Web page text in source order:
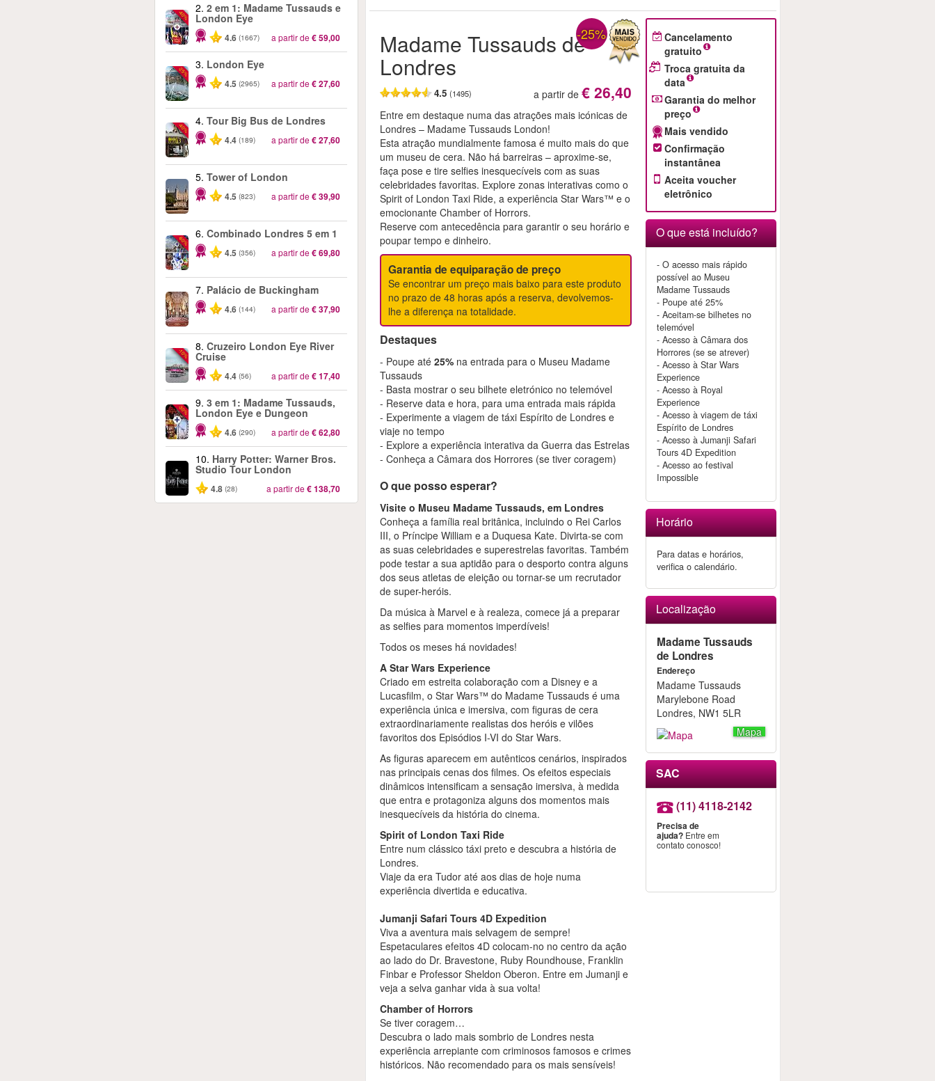
-40%
2. 2 em 1: Madame Tussauds e
London Eye
4.6 (1667) a partir de€ 59,00
-25%
3. London Eye
4.5 (2965) a partir de€ 27,60
-40%
4. Tour Big Bus de Londres
4.4 (189) a partir de€ 27,60
5. Tower of London
4.5 (823) a partir de€ 39,90
-60%
6. Combinado Londres 5 em 1
4.5 (356) a partir de€ 69,80
7. Palácio de Buckingham
4.6 (144) a partir de€ 37,90
-10%
8. Cruzeiro London Eye River
Cruise
4.4 (56) a partir de€ 17,40
-30%
9. 3 em 1: Madame Tussauds,
London Eye e Dungeon
4.6 (290) a partir de€ 62,80
10. Harry Potter: Warner Bros.
Studio Tour London
4.8 (28) a partir de€ 138,70
Madame Tussauds de
Londres
-25%
4.5(1495) a partir de € 26,40
Entre em destaque numa das atrações mais icónicas de
Londres – Madame Tussauds London!
Esta atração mundialmente famosa é muito mais do que
um museu de cera. Não há barreiras – aproxime-se,
faça pose e tire selfies inesquecíveis com as suas
celebridades favoritas. Explore zonas interativas como o
Spirit of London Taxi Ride, a experiência Star Wars™ e o
emocionante Chamber of Horrors.
Reserve com antecedência para garantir o seu horário e
poupar tempo e dinheiro.
Garantia de equiparação de preço
Se encontrar um preço mais baixo para este produto
no prazo de 48 horas após a reserva, devolvemos-
lhe a diferença na totalidade.
Destaques
- Poupe até25% na entrada para o Museu Madame
Tussauds
- Basta mostrar o seu bilhete eletrónico no telemóvel
- Reserve data e hora, para uma entrada mais rápida
- Experimente a viagem de táxi Espírito de Londres e
viaje no tempo
- Explore a experiência interativa da Guerra das Estrelas
- Conheça a Câmara dos Horrores (se tiver coragem)
O que posso esperar?
Visite o Museu Madame Tussauds, em Londres
Conheça a família real britânica, incluindo o Rei Carlos
III, o Príncipe William e a Duquesa Kate. Divirta-se com
as suas celebridades e superestrelas favoritas. Também
pode testar a sua aptidão para o desporto contra alguns
dos seus atletas de eleição ou tornar-se um recrutador
de super-heróis.
Da música à Marvel e à realeza, comece já a preparar
as selfies para momentos imperdíveis!
Todos os meses há novidades!
A Star Wars Experience
Criado em estreita colaboração com a Disney e a
Lucasfilm, o Star Wars™ do Madame Tussauds é uma
experiência única e imersiva, com figuras de cera
extraordinariamente realistas dos heróis e vilões
favoritos dos Episódios I-VI do Star Wars.
As figuras aparecem em autênticos cenários, inspirados
nas principais cenas dos filmes. Os efeitos especiais
dinâmicos intensificam a sensação imersiva, à medida
que entra e protagoniza alguns dos momentos mais
inesquecíveis da história do cinema.
Spirit of London Taxi Ride
Entre num clássico táxi preto e descubra a história de
Londres.
Viaje da era Tudor até aos dias de hoje numa
experiência divertida e educativa.
Jumanji Safari Tours 4D Expedition
Viva a aventura mais selvagem de sempre!
Espetaculares efeitos 4D colocam-no no centro da ação
ao lado do Dr. Bravestone, Ruby Roundhouse, Franklin
Finbar e Professor Sheldon Oberon. Entre em Jumanji e
veja a selva ganhar vida à sua volta!
Chamber of Horrors
Se tiver coragem…
Descubra o lado mais sombrio de Londres nesta
experiência arrepiante com criminosos famosos e crimes
históricos. Não recomendado para os mais sensíveis!
Cancelamento
gratuito
Troca gratuita da
data
Garantia do melhor
preço
Mais vendido
Confirmação
instantânea
Aceita voucher
eletrônico
O que está incluído?
- O acesso mais rápido
possível ao Museu
Madame Tussauds
- Poupe até 25%
- Aceitam-se bilhetes no
telemóvel
- Acesso à Câmara dos
Horrores (se se atrever)
- Acesso à Star Wars
Experience
- Acesso à Royal
Experience
- Acesso à viagem de táxi
Espírito de Londres
- Acesso à Jumanji Safari
Tours 4D Expedition
- Acesso ao festival
Impossible
Horário
Para datas e horários,
verifica o calendário.
Localização
Madame Tussauds
de Londres
Endereço
Madame Tussauds
Marylebone Road
Londres, NW1 5LR
Mapa
SAC
(11) 4118-2142
Precisa de
ajuda?Entre em
contato conosco!